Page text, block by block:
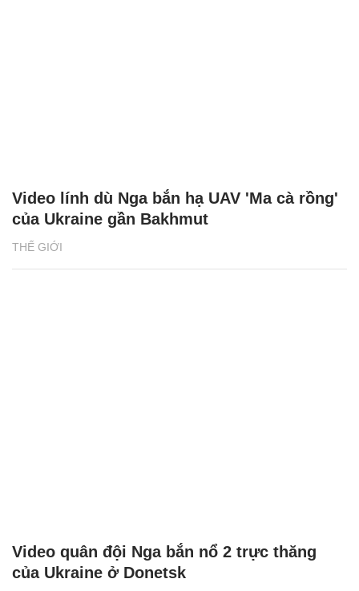
THẾ GIỚI
Video lính dù Nga bắn hạ UAV 'Ma cà rồng'
của Ukraine gần Bakhmut
Video quân đội Nga bắn nổ 2 trực thăng
của Ukraine ở Donetsk